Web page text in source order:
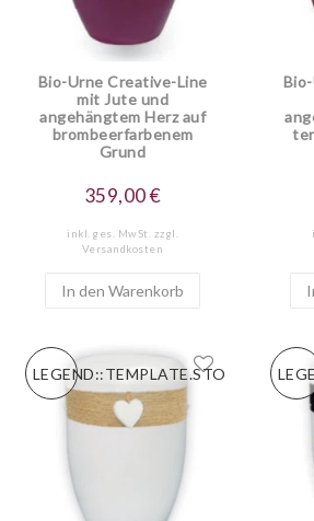
Bio-Urne Creative-Line
mit Jute und
angehängtem Herz auf
brombeerfarbenem
Grund
359,00 €
inkl. ges. MwSt. zzgl.
Versandkosten
In den Warenkorb